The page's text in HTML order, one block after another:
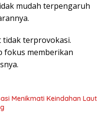
mudah terpengaruh
tidak terprovokasi.
fokus memberikan
Menikmati Keindahan Laut